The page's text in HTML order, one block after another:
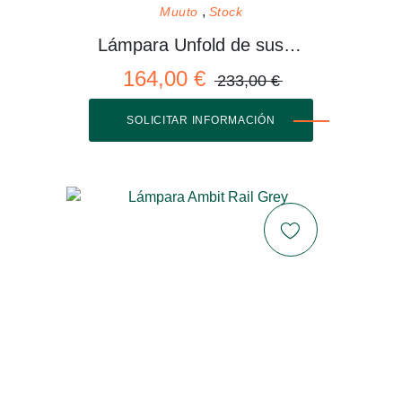
Muuto Stock
Lámpara Unfold de suspensión
164,00 € 233,00 €
SOLICITAR INFORMACIÓN